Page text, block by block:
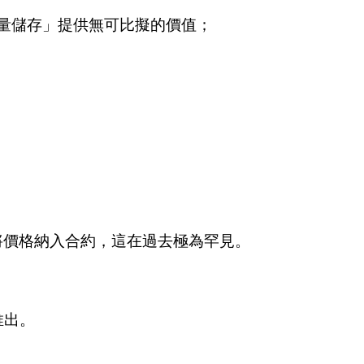
存」提供無可比擬的價值；
格納入合約，這在過去極為罕見。
。